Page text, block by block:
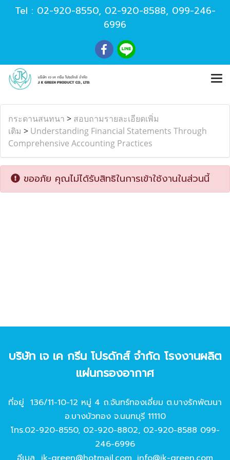
Tel : 02-920-8550, 02-920-8588, 099-246-
6996
กระดานสนทนา > สอบถามรายละเอียดเพิ่ม
เติม > Understanding Financial Statements Through
Comprehensive Accounting Practices
ขออภัย คุณไม่ได้รับสิทธิในการเข้าใช้งานในส่วนนี้
บริษัท เจ เค กรีน โปรดักส์ จํากัด โรงงานผลิต
แผ่นกรองอากาศ
ที่อยู่ 136/11-10-12 หมู่ 4 ถ.จันทร์ทองเอี่ยม ต.บางรักพัฒนา
อ.บางบัวทอง จ.นนทบุรี 11110
โทร.02-920-8550, 02-920-8802, 02-920-8588 099-
246-6996